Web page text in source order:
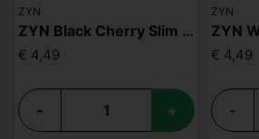
ZYN
ZYN Black Cherry Slim S3
€ 4,49
- +
ZYN
€ 4,49
-